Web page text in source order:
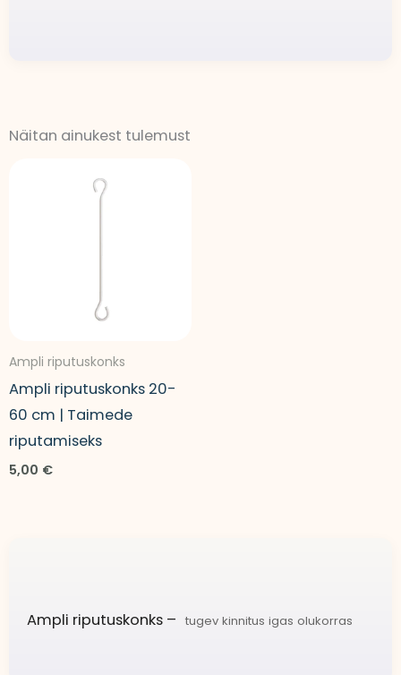
Näitan ainukest tulemust
Ampli riputuskonks
Ampli riputuskonks 20-
60 cm | Taimede
riputamiseks
5,00 €
Ampli riputuskonks – tugev kinnitus igas olukorras